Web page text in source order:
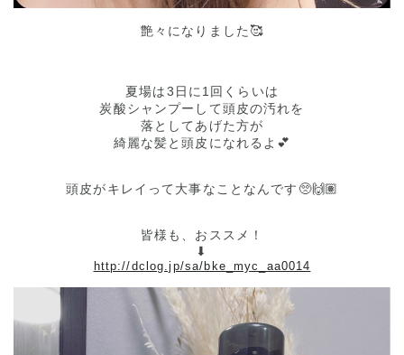
艶々になりました🥰
夏場は3日に1回くらいは
炭酸シャンプーして頭皮の汚れを
落としてあげた方が
綺麗な髪と頭皮になれるよ💕
頭皮がキレイって大事なことなんです🥺🙌🏽
皆様も、おススメ！
⬇︎
http://dclog.jp/sa/bke_myc_aa0014